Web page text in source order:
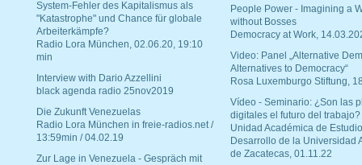
System-Fehler des Kapitalismus als
"Katastrophe" und Chance für globale
Arbeiterkämpfe?
Radio Lora München, 02.06.20, 19:10
min
Interview with Dario Azzellini
black agenda radio 25nov2019
Die Zukunft Venezuelas
Radio Lora München in freie-radios.net /
13:59min / 04.02.19
Zur Lage in Venezuela - Gespräch mit
People Power - Imagining a
without Bosses
Democracy at Work,
Video: Panel „Alternative
Alternatives to Democracy“
Rosa Luxemburgo Stiftung,
Vídeo - Seminario: ¿Son las
digitales el futuro del trabajo?
Unidad Académica de
Desarrollo de la Universidad
de Zacatecas, 01.11.22